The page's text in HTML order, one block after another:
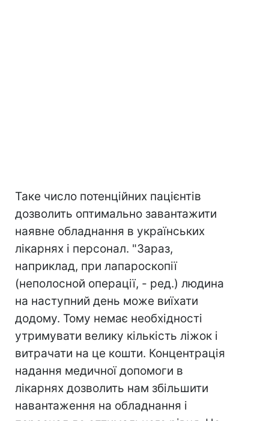
Таке число потенційних пацієнтів
дозволить оптимально завантажити
наявне обладнання в українських
лікарнях і персонал. "Зараз,
наприклад, при лапароскопії
(неполосной операції, - ред.) людина
на наступний день може виїхати
додому. Тому немає необхідності
утримувати велику кількість ліжок і
витрачати на це кошти. Концентрація
надання медичної допомоги в
лікарнях дозволить нам збільшити
навантаження на обладнання і